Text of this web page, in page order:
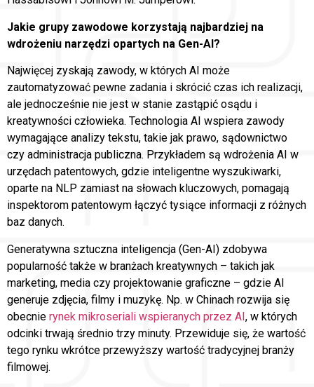
Jakie grupy zawodowe korzystają najbardziej na
wdrożeniu narzędzi opartych na Gen-AI?
Najwięcej zyskają zawody, w których AI może
zautomatyzować pewne zadania i skrócić czas ich realizacji,
ale jednocześnie nie jest w stanie zastąpić osądu i
kreatywności człowieka. Technologia AI wspiera zawody
wymagające analizy tekstu, takie jak prawo, sądownictwo
czy administracja publiczna. Przykładem są wdrożenia AI w
urzędach patentowych, gdzie inteligentne wyszukiwarki,
oparte na NLP zamiast na słowach kluczowych, pomagają
inspektorom patentowym łączyć tysiące informacji z różnych
baz danych.
Generatywna sztuczna inteligencja (Gen-AI) zdobywa
popularność także w branżach kreatywnych – takich jak
marketing, media czy projektowanie graficzne – gdzie AI
generuje zdjęcia, filmy i muzykę. Np. w Chinach rozwija się
obecnie rynek mikroseriali wspieranych przez AI, w których
odcinki trwają średnio trzy minuty. Przewiduje się, że wartość
tego rynku wkrótce przewyższy wartość tradycyjnej branży
filmowej.